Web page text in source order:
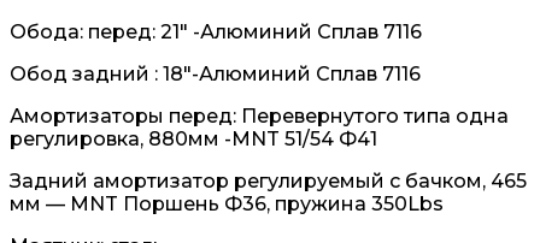
Обода: перед: 21″ -Алюминий Сплав 7116
Обод задний : 18″-Алюминий Сплав 7116
Амортизаторы перед: Перевернутого типа одна
регулировка, 880мм -MNT 51/54 Ф41
Задний амортизатор регулируемый с бачком, 465
мм — MNT Поршень Ф36, пружина 350Lbs